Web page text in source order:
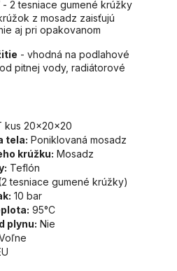
- 2 tesniace gumené krúžky
z mosadz zaisťujú
aj pri opakovanom
- vhodná na podlahové
pitnej vody, radiátorové
kus 20x20x20
tela: Poniklovaná mosadz
krúžku: Mosadz
Teflón
tesniace gumené krúžky)
10 bar
95°C
plynu: Nie